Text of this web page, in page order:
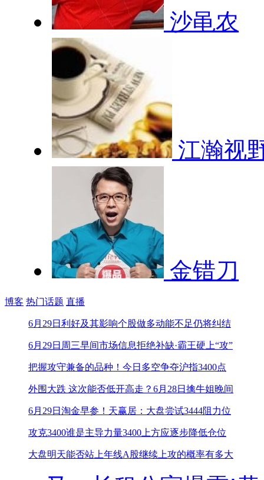
沙黾农
江瀚视
金错刀
博客 热门话题 直播
6月29日利好及其影响个股做多动能不足仍将纠结
6月29日周三早间市场信息拒绝补缺·霸王硬上“攻”
把握攻守兼备的品种！ 今日多空争夺沪指3400点
外围大跌 这次能否低开高走？ 6月28日擒牛姐晚间
6月29日淘金早参！ 天赢居：大盘尝试3444阻力位
攻克3400谁是主导力量3400上方应逐步降低仓位
大盘明天能否站上年线A股继续上攻的概率有多大